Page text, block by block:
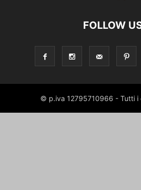
FOLLOW
© p.iva 12795710966 - Tutti i